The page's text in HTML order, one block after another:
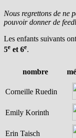
Nous regrettons de ne
pouvoir donner de
Les enfants suivants
5e et 6e.
nombre
Corneille Ruedin
Emily Korinth
Erin Taisch